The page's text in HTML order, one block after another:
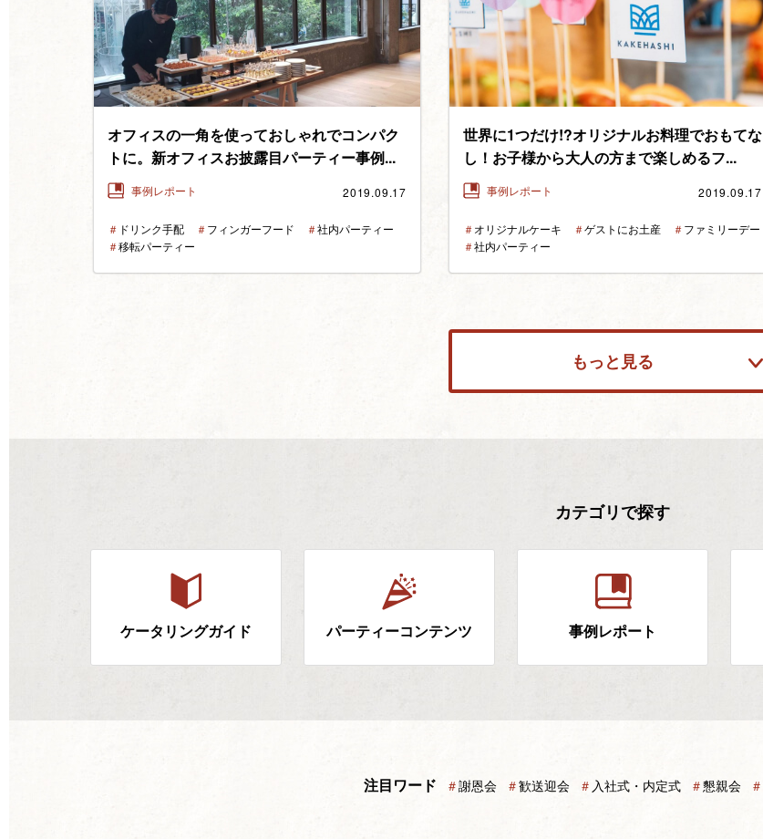
オフィスの一角を使っておしゃれでコンパク
トに。新オフィスお披露目パーティー事例...
事例レポート 2019.09.17
＃ ドリンク手配 ＃フィンガーフード ＃社内パーティー
＃移転パーティー
世界に1つだけ!?オリジナルお料理でおもてな
し！お子様から大人の方まで楽しめるフ...
事例レポート 2019.09.17
＃オリジナルケーキ ＃ゲストにお土産 ＃ファミリーデー
＃社内パーティー
もっと見る
カテゴリで探す
ケータリングガイド パーティーコンテンツ 事例レポート
注目ワード ＃謝恩会 ＃歓送迎会 ＃ 入社式・内定式 ＃懇親会 ＃